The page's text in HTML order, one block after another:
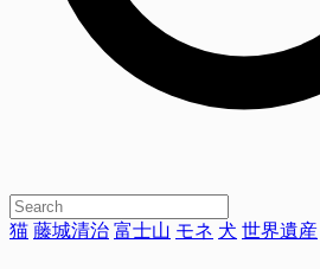
猫 藤城清治 富士山 モネ 犬 世界遺産